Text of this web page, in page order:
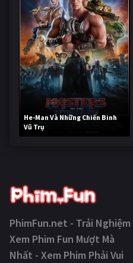
He-Man Và Những Chiến Binh
Vũ Trụ
242,645 lượt xem
PhimFun.net - Trải Nghiệm
Xem Phim Fun Mượt Mà
Nhất - Xem Phim Phải Vui